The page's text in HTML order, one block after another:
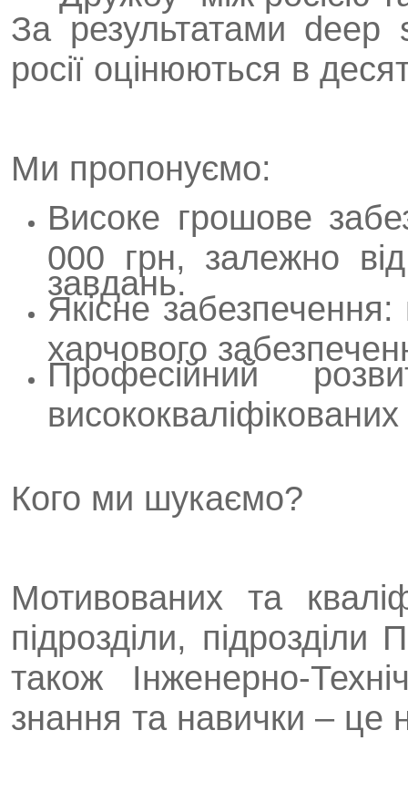
За результатами deep
росії оцінюються в
Ми пропонуємо:
Високе грошове
000 грн, залежно
завдань.
Якісне
харчового
Професійний
висококваліфікованих
Кого ми шукаємо?
Мотивованих та
підрозділи,
також Інженерно-
знання та навички – це